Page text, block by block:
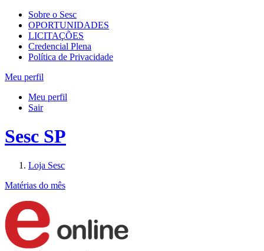
Sobre o Sesc
OPORTUNIDADES
LICITAÇÕES
Credencial Plena
Política de Privacidade
Meu perfil
Meu perfil
Sair
Sesc SP
Loja Sesc
Matérias do mês